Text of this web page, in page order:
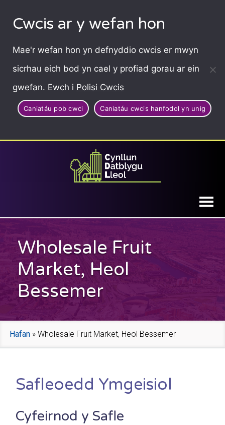
Cwcis ar y wefan hon
Mae'r wefan hon yn defnyddio cwcis er mwyn
sicrhau eich bod yn cael y profiad gorau ar ein
gwefan. Ewch i Polisi Cwcis
Caniatáu pob cwci Caniatáu cwcis hanfodol yn unig
Wholesale Fruit
Market, Heol
Bessemer
Hafan » Wholesale Fruit Market, Heol Bessemer
Safleoedd Ymgeisiol
Cyfeirnod y Safle